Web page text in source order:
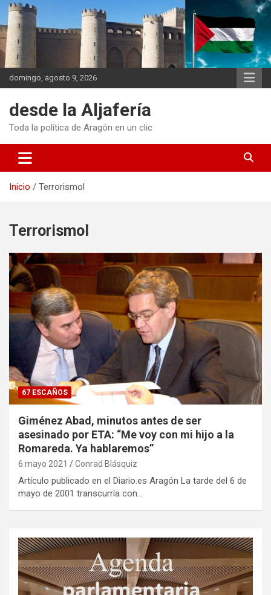
Saltar
contenido
domingo, agosto 9, 2026
desde la Aljafería
Toda la política de Aragón en un clic
Inicio Terrorismol
Terrorismol
67 ESCAÑOS
Giménez Abad, minutos antes de ser
asesinado por ETA: “Me voy con mi hijo a la
Romareda. Ya hablaremos”
6 mayo 2021 Conrad Blásquiz
Artículo publicado en el Diario.es Aragón La tarde del 6 de
mayo de 2001 transcurría con…